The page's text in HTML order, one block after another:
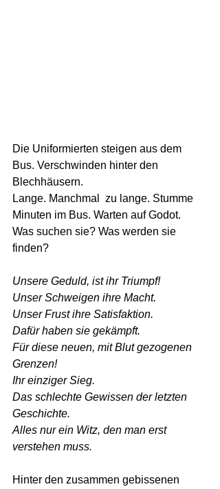
Die Uniformierten steigen aus dem
Bus. Verschwinden hinter den
Blechhäusern.
Lange. Manchmal  zu lange. Stumme
Minuten im Bus. Warten auf Godot.
Was suchen sie? Was werden sie
finden?
Unsere Geduld, ist ihr Triumpf!
Unser Schweigen ihre Macht.
Unser Frust ihre Satisfaktion.
Dafür haben sie gekämpft.
Für diese neuen, mit Blut gezogenen
Grenzen!
Ihr einziger Sieg.
Das schlechte Gewissen der letzten
Geschichte.
Alles nur ein Witz, den man erst
verstehen muss.
Hinter den zusammen gebissenen